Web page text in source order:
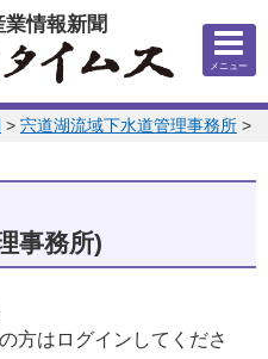
情報新聞
メニュー
> 宍道湖流域下水道管理事務所 >
事務所)
方はログインしてくださ